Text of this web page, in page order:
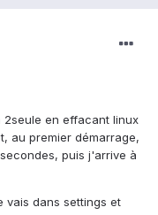
2seule en effacant linux
au premier démarrage,
puis j'arrive à
vais dans settings et